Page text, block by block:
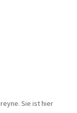
Sie ist hier